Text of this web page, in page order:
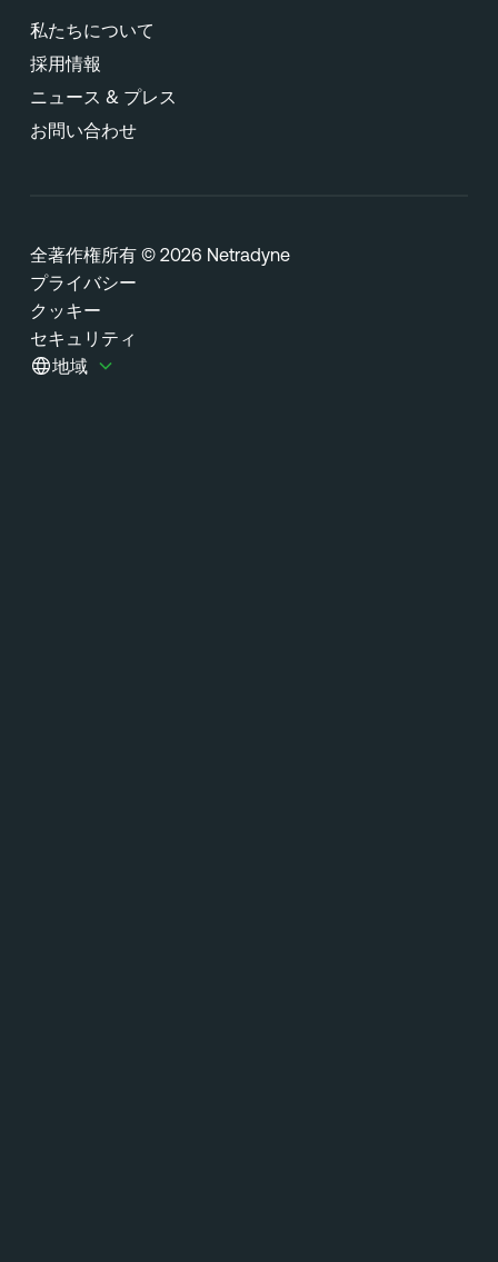
私たちについて
採用情報
ニュース & プレス
お問い合わせ
全著作権所有 © 2026 Netradyne
プライバシー
クッキー
セキュリティ
地域